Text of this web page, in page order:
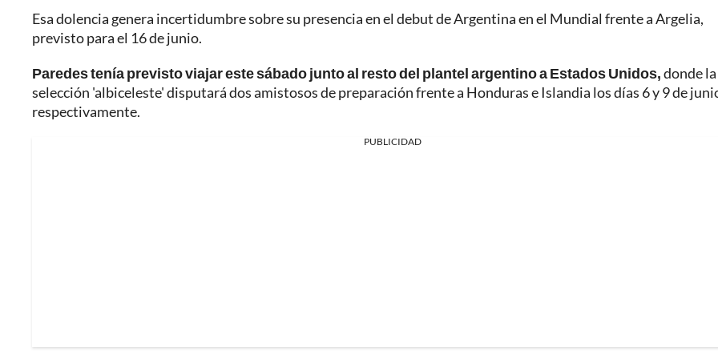
Esa dolencia genera incertidumbre sobre su presencia en el debut de Argentina en el Mundial frente a Argelia,
previsto para el 16 de junio.
Paredes tenía previsto viajar este sábado junto al resto del plantel argentino a Estados Unidos,donde la
selección 'albiceleste' disputará dos amistosos de preparación frente a Honduras e Islandia los días 6 y 9 de
respectivamente.
PUBLICIDAD